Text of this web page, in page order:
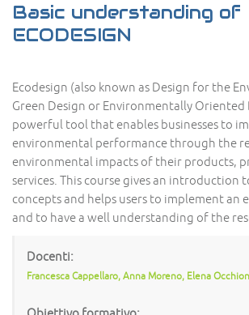
Basic understanding of
ECODESIGN
Ecodesign (also known as Design for the
Green Design or Environmentally Oriented
powerful tool that enables businesses to
environmental performance through the
environmental impacts of their products,
services. This course gives an introduction
concepts and helps users to implement an
and to have a well understanding of the
Docenti:
Francesca Cappellaro, Anna Moreno, Elena